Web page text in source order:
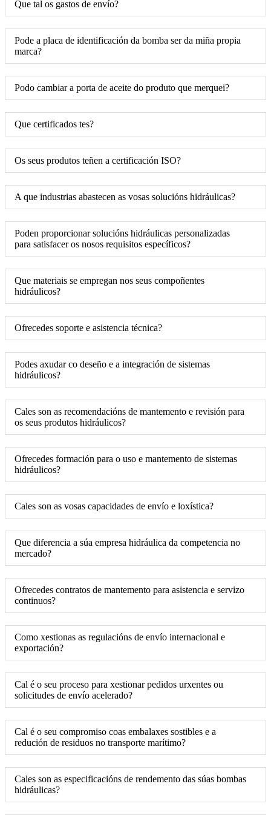
Que tal os gastos de envío?
Pode a placa de identificación da bomba ser da miña propia
marca?
Podo cambiar a porta de aceite do produto que merquei?
Que certificados tes?
Os seus produtos teñen a certificación ISO?
A que industrias abastecen as vosas solucións hidráulicas?
Poden proporcionar solucións hidráulicas personalizadas
para satisfacer os nosos requisitos específicos?
Que materiais se empregan nos seus compoñentes
hidráulicos?
Ofrecedes soporte e asistencia técnica?
Podes axudar co deseño e a integración de sistemas
hidráulicos?
Cales son as recomendacións de mantemento e revisión para
os seus produtos hidráulicos?
Ofrecedes formación para o uso e mantemento de sistemas
hidráulicos?
Cales son as vosas capacidades de envío e loxística?
Que diferencia a súa empresa hidráulica da competencia no
mercado?
Ofrecedes contratos de mantemento para asistencia e servizo
continuos?
Como xestionas as regulacións de envío internacional e
exportación?
Cal é o seu proceso para xestionar pedidos urxentes ou
solicitudes de envío acelerado?
Cal é o seu compromiso coas embalaxes sostibles e a
redución de residuos no transporte marítimo?
Cales son as especificacións de rendemento das súas bombas
hidráulicas?